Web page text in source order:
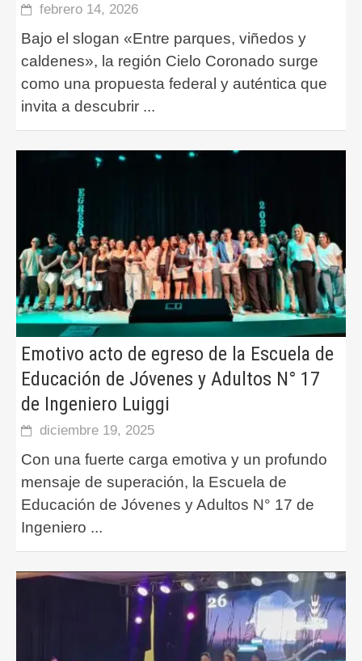
febrero 14, 2026
Bajo el slogan «Entre parques, viñedos y
caldenes», la región Cielo Coronado surge
como una propuesta federal y auténtica que
invita a descubrir ...
Emotivo acto de egreso de la Escuela de
Educación de Jóvenes y Adultos N° 17
de Ingeniero Luiggi
diciembre 19, 2025
Con una fuerte carga emotiva y un profundo
mensaje de superación, la Escuela de
Educación de Jóvenes y Adultos N° 17 de
Ingeniero ...